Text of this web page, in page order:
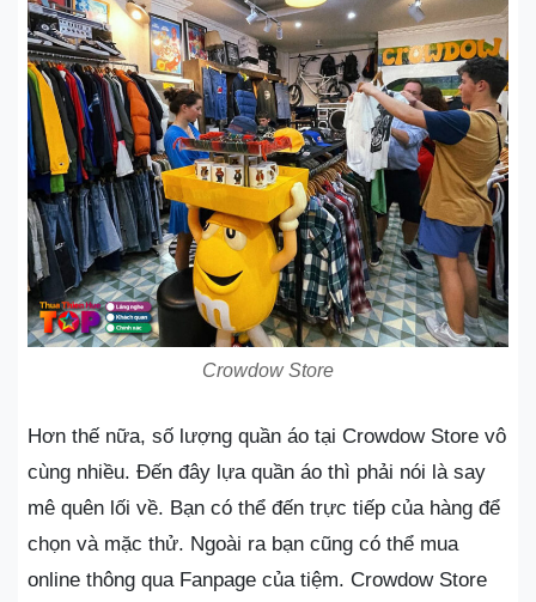
Crowdow Store
Hơn thế nữa, số lượng quần áo tại Crowdow Store vô
cùng nhiều. Đến đây lựa quần áo thì phải nói là say
mê quên lối về. Bạn có thể đến trực tiếp của hàng để
chọn và mặc thử. Ngoài ra bạn cũng có thể mua
online thông qua Fanpage của tiệm. Crowdow Store